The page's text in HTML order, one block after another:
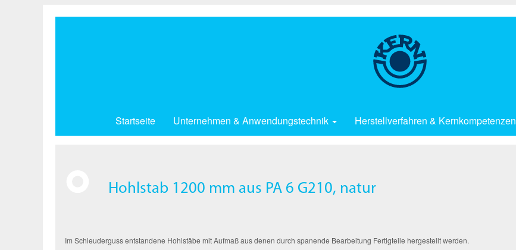
Startseite Unternehmen & Anwendungstechnik Herstellverfahren & Kernkompetenzen
Hohlstab 1200 mm aus PA 6 G210, natur
Im Schleuderguss entstandene Hohlstäbe mit Aufmaß aus denen durch spanende Bearbeitung Fertigteile hergestellt werden.